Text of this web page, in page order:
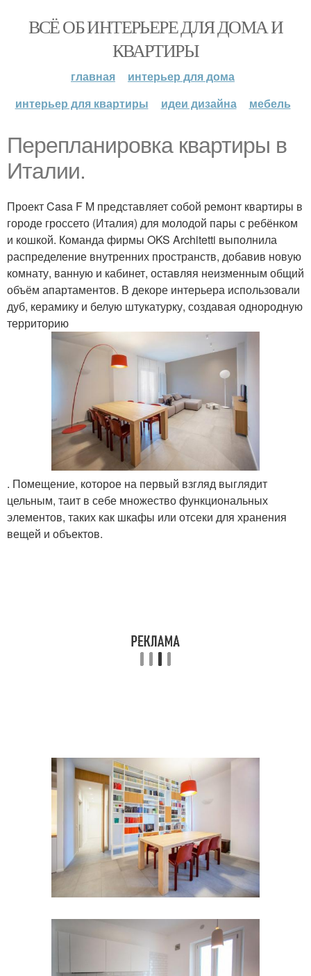
ВСЁ ОБ ИНТЕРЬЕРЕ ДЛЯ ДОМА И
КВАРТИРЫ
главная
интерьер для дома
интерьер для квартиры
идеи дизайна мебель
Перепланировка квартиры в
Италии.
Проект Casa F M представляет собой ремонт квартиры в
городе гроссето (Италия) для молодой пары с ребёнком
и кошкой. Команда фирмы OKS Architetti выполнила
распределение внутренних пространств, добавив новую
комнату, ванную и кабинет, оставляя неизменным общий
объём апартаментов. В декоре интерьера использовали
дуб, керамику и белую штукатурку, создавая однородную
территорию
. Помещение, которое на первый взгляд выглядит
цельным, таит в себе множество функциональных
элементов, таких как шкафы или отсеки для хранения
вещей и объектов.